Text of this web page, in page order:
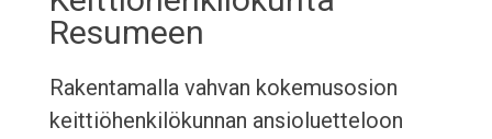
Resumeen
Rakentamalla vahvan kokemusosion
keittiöhenkilökunnan ansioluetteloon